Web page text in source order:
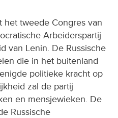
het tweede Congres van
Arbeiderspartij
van Lenin. De Russische
die in het buitenland
politieke kracht op
zal de partij
en mensjewieken. De
Russische